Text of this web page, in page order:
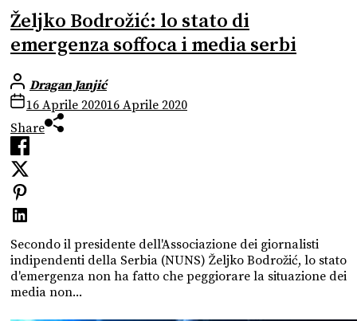
Željko Bodrožić: lo stato di
emergenza soffoca i media serbi
Dragan Janjić
16 Aprile 202016 Aprile 2020
Share
Secondo il presidente dell'Associazione dei giornalisti
indipendenti della Serbia (NUNS) Željko Bodrožić, lo stato
d'emergenza non ha fatto che peggiorare la situazione dei
media non...